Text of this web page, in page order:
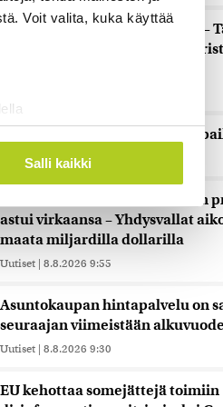
Voit valita, kuka käyttää
. Voit muuttaa
tukemiseen
alan
tietoja muihin tietoihin, joita
siirtää ulkomaille.
Salli kaikki
”Se tuntuu maailmanlopulta” –
auringonpimennys kiehtoo
Tänään on pääosin poutaista,
Uutiset | 8.8.2026 10:00
Kolumbian uusi oikeistolainen
astui virkaansa – Yhdysvallat
maata miljardilla dollarilla
Uutiset | 8.8.2026 9:55
Asuntokaupan hintapalvelu on
seuraajan viimeistään
Uutiset | 8.8.2026 9:30
EU kehottaa somejättejä toimiin